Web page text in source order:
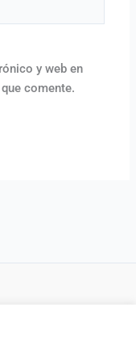
y web en
comente.